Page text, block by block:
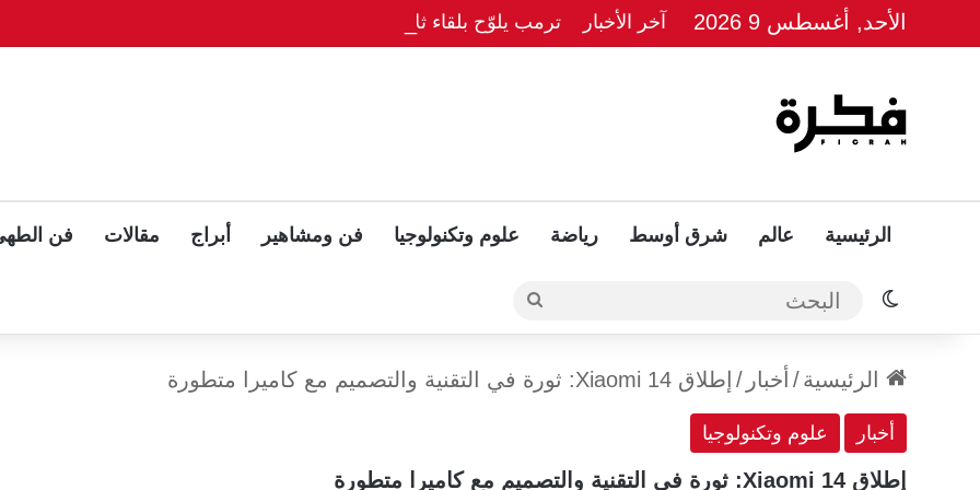
الأحد, أغسطس 9 2026 آخر الأخبار ترمب يلوّح بلقاء ثلاثي مع بوتين وزيلينسكي بعد قمة ألاسكا
الرئيسية عالم شرق أوسط رياضة علوم وتكنولوجيا فن ومشاهير أبراج مقالات فن
الوضع المظلم البحث
الرئيسية/ أخبار / إطلاق Xiaomi 14: ثورة في التقنية والتصميم مع كاميرا متطورة
أخبار علوم وتكنولوجيا
إطلاق Xiaomi 14: ثورة في التقنية والتصميم مع كاميرا متطورة